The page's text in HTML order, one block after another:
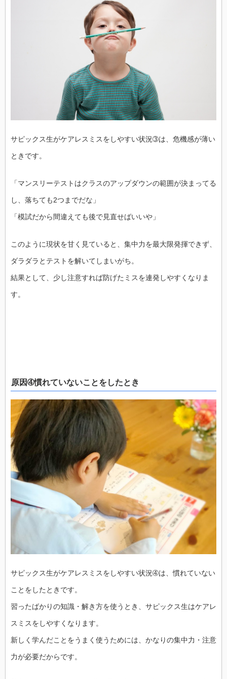
サピックス生がケアレスミスをしやすい状況➂は、危機感が薄い
ときです。
「マンスリーテストはクラスのアップダウンの範囲が決まってる
し、落ちても2つまでだな」
「模試だから間違えても後で見直せばいいや」
このように現状を甘く見ていると、集中力を最大限発揮できず、
ダラダラとテストを解いてしまいがち。
結果として、少し注意すれば防げたミスを連発しやすくなりま
す。
原因➃慣れていないことをしたとき
サピックス生がケアレスミスをしやすい状況➃は、慣れていない
ことをしたときです。
習ったばかりの知識・解き方を使うとき、サピックス生はケアレ
スミスをしやすくなります。
新しく学んだことをうまく使うためには、かなりの集中力・注意
力が必要だからです。